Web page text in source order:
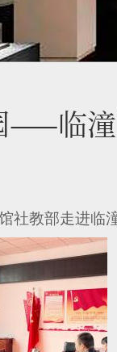
——临
社教部走进临